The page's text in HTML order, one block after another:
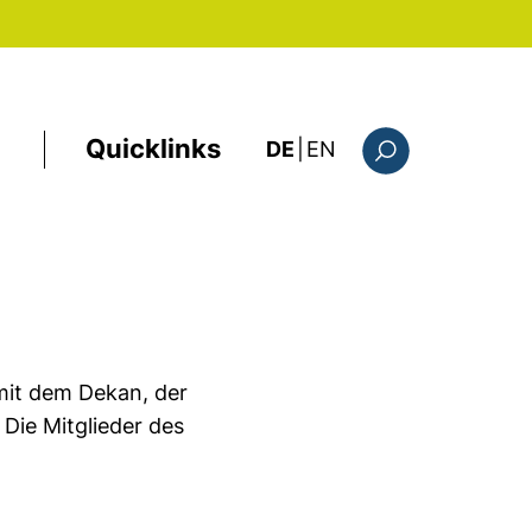
Quicklinks DE EN : the current page
dem Dekan, der
Mitglieder des